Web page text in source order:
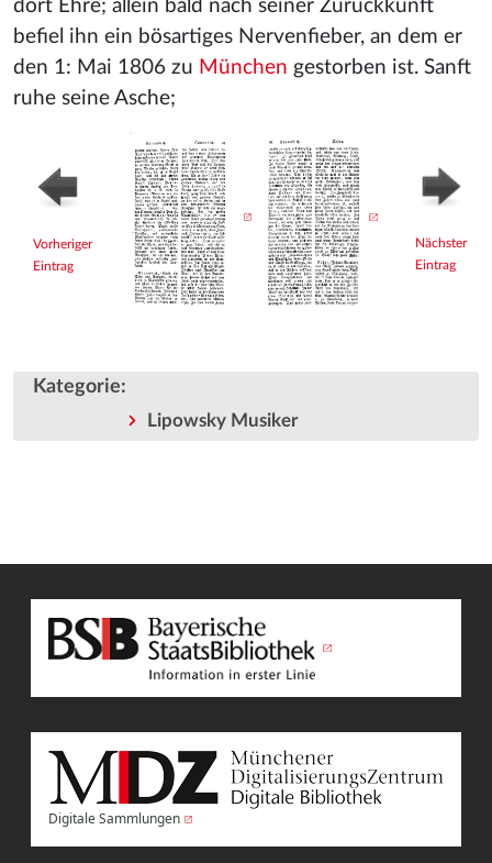
dort Ehre; allein bald nach seiner Zurückkunft
befiel ihn ein bösartiges Nervenfieber, an dem er
den 1: Mai 1806 zu München gestorben ist. Sanft
ruhe seine Asche;
Vorheriger
Eintrag
Nächster
Eintrag
Kategorie:
Lipowsky Musiker
Digitale Sammlungen